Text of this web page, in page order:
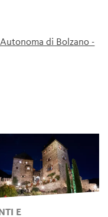
di Bolzano -
E